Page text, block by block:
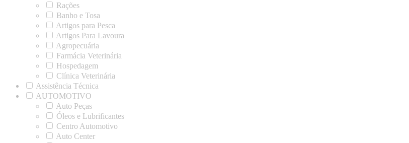
Rações
Banho e Tosa
Artigos para Pesca
Artigos Para Lavoura
Agropecuária
Farmácia Veterinária
Hospedagem
Clínica Veterinária
Assistência Técnica
AUTOMOTIVO
Auto Peças
Óleos e Lubrificantes
Centro Automotivo
Auto Center